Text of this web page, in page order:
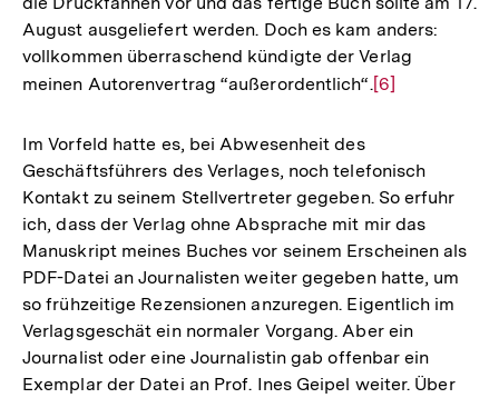
August ausgeliefert werden. Doch es kam anders:
vollkommen überraschend kündigte der Verlag
meinen Autorenvertrag “außerordentlich“.Zur
Fußnote
[6]
Im Vorfeld hatte es, bei Abwesenheit des
Geschäftsführers des Verlages, noch telefonisch
Kontakt zu seinem Stellvertreter gegeben. So erfuhr
ich, dass der Verlag ohne Absprache mit mir das
Manuskript meines Buches vor seinem Erscheinen als
PDF-Datei an Journalisten weiter gegeben hatte, um
so frühzeitige Rezensionen anzuregen. Eigentlich im
Verlagsgeschät ein normaler Vorgang. Aber ein
Journalist oder eine Journalistin gab offenbar ein
Exemplar der Datei an Prof. Ines Geipel weiter. Über